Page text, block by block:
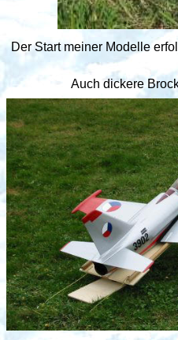
Der Start meiner Modelle
Auch dickere